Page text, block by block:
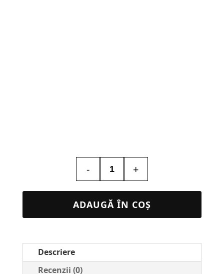
-
Cantitate
Calendar
Birou
Personalizat
–
+
ADAUGĂ ÎN COȘ
Descriere
Recenzii (0)